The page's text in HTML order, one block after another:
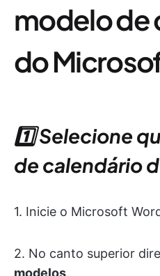
modelo de
do
1️⃣ Selecione
de calendário
1. Inicie o Microsoft
2. No canto superior
modelos.